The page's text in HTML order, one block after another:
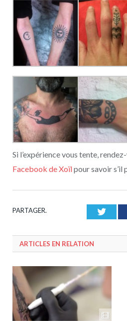
Si l’expérience vous tente,
Facebook de Xoïlpour savoir s’il
PARTAGER.
ARTICLES EN RELATION